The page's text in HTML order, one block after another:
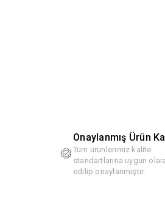
Onaylanmış Ürün
Tüm ürünlerimiz kalite
standartlarına uygun
edilip onaylanmıştır.